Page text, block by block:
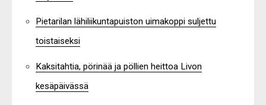
Pietarilan lähiliikuntapuiston uimakoppi suljettu
toistaiseksi
Kaksitahtia, pörinää ja pöllien heittoa Livon
kesäpäivässä